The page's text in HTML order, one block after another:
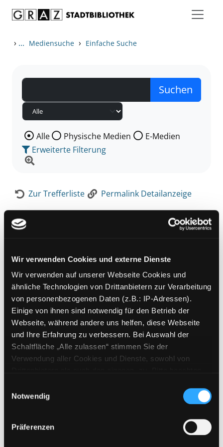
Wir verwenden Cookies und externe Dienste
Wir verwenden auf unserer Webseite Cookies und
ähnliche Technologien von Drittanbietern zur Verarbeitung
von personenbezogenen Daten (z.B.: IP-Adressen).
Einige von ihnen sind notwendig für den Betrieb der
Webseite, während andere uns helfen, diese Webseite
und Ihre Erfahrung zu verbessern. Bei Auswahl der
Schaltfläche „Alle zulassen“ stimmen Sie der
Verwendung aller Cookies und Dienste, sowohl von
Cookies von Drittanbietern, eine Verarbeitung in
unsicheren Drittländern (Länder außerhalb des EWR
ohne adäquates Datenschutzniveau) stattfinden kann. In
diesem Zusammenhang können aktuell Risiken für
Notwendig
Präferenzen
› ... Mediensuche › Einfache Suche
Wählen Sie die Medienart nach der Sie suchen wollen.
Alle Physische Medien
E-Medien
Erweiterte Filterung
Zur Trefferliste Permalink Detailanzeige
Merian
the art of travel
Mediengruppe:Zeitschriften
Mehr Informationen ein-/ausblenden
Bände